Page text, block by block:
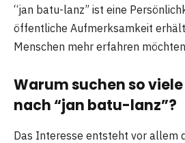
“jan batu-lanz” ist eine
öffentliche Aufmerksamkeit
Menschen mehr erfahren
Warum suchen so
nach “jan batu-lanz”?
Das Interesse entsteht vor allem